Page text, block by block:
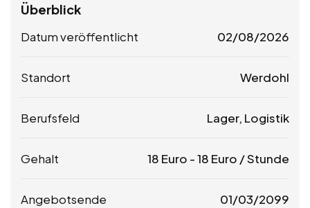
Überblick
Datum veröffentlicht 02/08/2026
Standort Werdohl
Berufsfeld Lager, Logistik
Gehalt 18 Euro -18 Euro / Stunde
Angebotsende 01/03/2099